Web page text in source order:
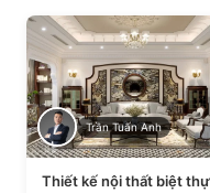
Trần Tuấn Anh
Thiết kế nội thất biệt thự